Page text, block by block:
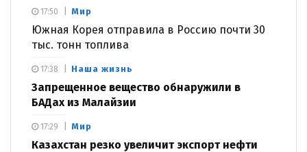
Мир
Южная Корея отправила в Россию почти 30
тыс. тонн топлива
17:50
Наша жизнь
Запрещенное вещество обнаружили в
БАДах из Малайзии
17:38
Мир
Казахстан резко увеличит экспорт нефти
17:29